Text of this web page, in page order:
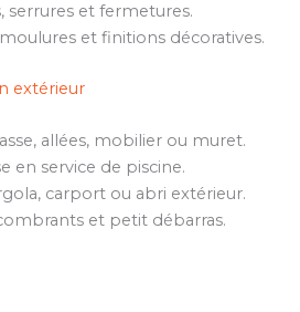
serrures et fermetures.
et finitions décoratives.
extérieur
allées, mobilier ou muret.
en service de piscine.
carport ou abri extérieur.
et petit débarras.